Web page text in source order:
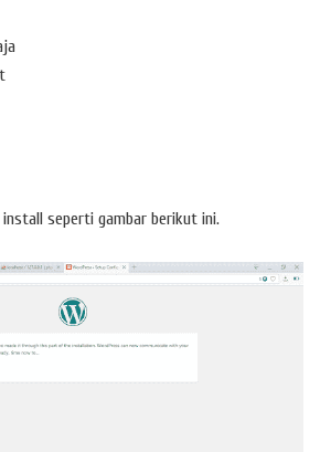
seperti gambar berikut ini.